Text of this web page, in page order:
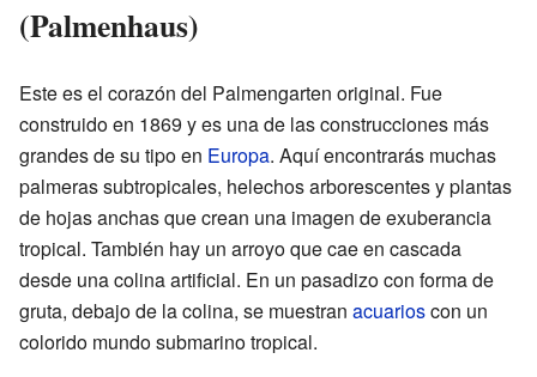
(Palmenhaus)
Este es el corazón del Palmengarten original. Fue
construido en 1869 y es una de las construcciones más
grandes de su tipo en Europa. Aquí encontrarás muchas
palmeras subtropicales, helechos arborescentes y plantas
de hojas anchas que crean una imagen de exuberancia
tropical. También hay un arroyo que cae en cascada
desde una colina artificial. En un pasadizo con forma de
gruta, debajo de la colina, se muestran acuarioscon un
colorido mundo submarino tropical.